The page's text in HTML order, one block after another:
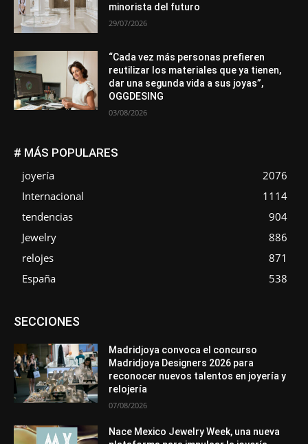
minorista del futuro
29/07/2026
“Cada vez más personas prefieren
reutilizar los materiales que ya tienen,
dar una segunda vida a sus joyas”,
OGGDESING
03/08/2026
# MÁS POPULARES
joyería
2076
Internacional
1114
tendencias
904
Jewelry
886
relojes
871
España
538
SECCIONESAsociaciones
Entrevistas
Mundo Técnico
Novedades Opiniones
Perspectiva
Premios
Secciones Sin categoría
Más
Madridjoya convoca el concurso
Madridjoya Designers 2026 para
reconocer nuevos talentos en joyería y
relojería
07/08/2026
Nace Mexico Jewelry Week, una nueva